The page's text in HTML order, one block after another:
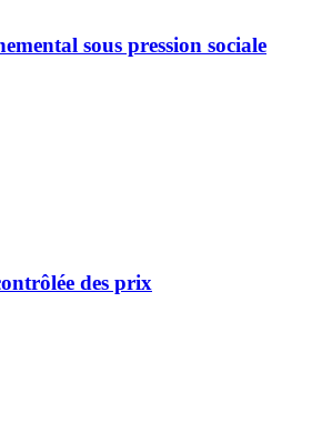
sous pression sociale
des prix